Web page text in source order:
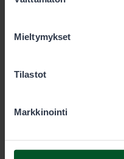
olet käyttänyt heidän
Mieltymykset
Tilastot
Markkinointi